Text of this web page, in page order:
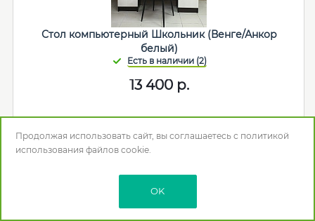
Стол компьютерный Школьник (Венге/Анкор
белый)
13 400р.
В корзину
Мебельная фабрика:Астрид
Продолжая использовать сайт, вы соглашаетесь с политикой
использования файлов cookie.
OK